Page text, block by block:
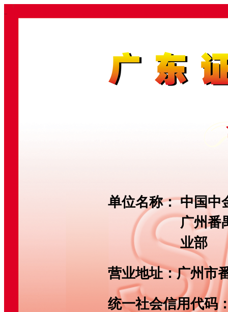
单位名称：中国中
广州番
业部
营业地址：广州市
统一社会信用代码